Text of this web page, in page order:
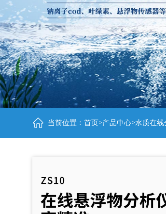
当前位置：首页>产品中心>水质在线